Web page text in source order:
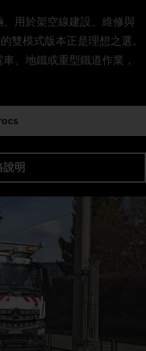
用於架空線建設、維修與
雙模式版本正是理想之選。
、地鐵或重型鐵道作業，
明